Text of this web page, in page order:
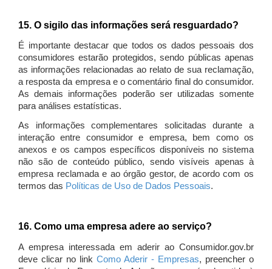
15. O sigilo das informações será resguardado?
É importante destacar que todos os dados pessoais dos
consumidores estarão protegidos, sendo públicas apenas
as informações relacionadas ao relato de sua reclamação,
a resposta da empresa e o comentário final do consumidor.
As demais informações poderão ser utilizadas somente
para análises estatísticas.
As informações complementares solicitadas durante a
interação entre consumidor e empresa, bem como os
anexos e os campos específicos disponíveis no sistema
não são de conteúdo público, sendo visíveis apenas à
empresa reclamada e ao órgão gestor, de acordo com os
termos das Políticas de Uso de Dados Pessoais.
16. Como uma empresa adere ao serviço?
A empresa interessada em aderir ao Consumidor.gov.br
deve clicar no link Como Aderir - Empresas, preencher o